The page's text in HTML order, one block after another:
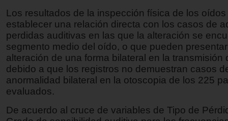
Los resultados de la inspección física de los
establecer una relación directa con los casos de
perdidas auditivas en las que la alteración se
segmento medio del oído, o que pueden
alteración de una forma bilateral en la transmisión
debido a que los registros no demuestran casos
anormalidad bilateral en la otoscopia de los 225
evaluados.
De acuerdo al cruce de variables de Tipo de